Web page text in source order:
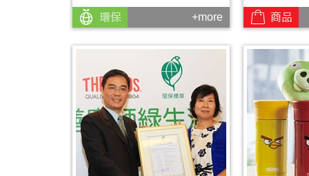
+more